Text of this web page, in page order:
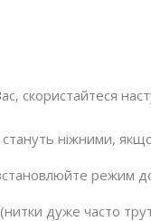
скористайтеся
ніжними,
режим
дуже часто